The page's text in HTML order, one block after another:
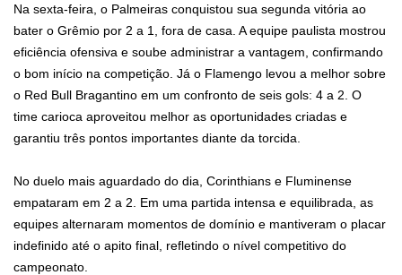
Na sexta-feira, o Palmeiras conquistou sua segunda vitória ao
bater o Grêmio por 2 a 1, fora de casa. A equipe paulista mostrou
eficiência ofensiva e soube administrar a vantagem, confirmando
o bom início na competição. Já o Flamengo levou a melhor sobre
o Red Bull Bragantino em um confronto de seis gols: 4 a 2. O
time carioca aproveitou melhor as oportunidades criadas e
garantiu três pontos importantes diante da torcida.
No duelo mais aguardado do dia, Corinthians e Fluminense
empataram em 2 a 2. Em uma partida intensa e equilibrada, as
equipes alternaram momentos de domínio e mantiveram o placar
indefinido até o apito final, refletindo o nível competitivo do
campeonato.